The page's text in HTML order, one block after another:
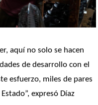
aquí no solo se hacen
de desarrollo con el
esfuerzo, miles de pares
expresó Díaz